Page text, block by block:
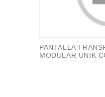
PANTALLA
MODULAR UNIK